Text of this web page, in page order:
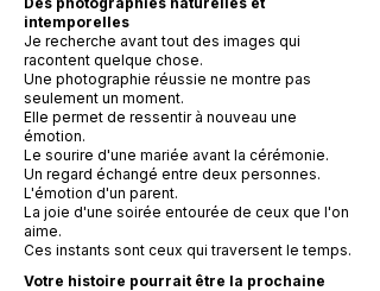
intemporelles
Je recherche avant tout des images qui
racontent quelque chose.
Une photographie réussie ne montre pas
seulement un moment.
Elle permet de ressentir à nouveau une
émotion.
Le sourire d'une mariée avant la cérémonie.
Un regard échangé entre deux personnes.
L'émotion d'un parent.
La joie d'une soirée entourée de ceux que l'on
aime.
Ces instants sont ceux qui traversent le temps.
Votre histoire pourrait être la prochaine